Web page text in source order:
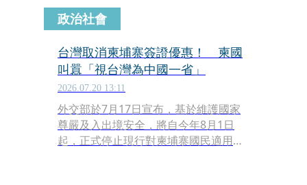
政治社會
台灣取消柬埔寨簽證優惠！ 柬國
叫囂「視台灣為中國一省」
2026.07.20 13:11
外交部於7月17日宣布，基於維護國家
尊嚴及入出境安全，將自今年8月1日
起，正式停止現行對柬埔寨國民適用的